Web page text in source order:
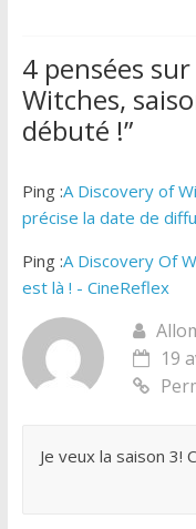
4 pensées sur
Witches,
débuté !”
Ping :A Discovery of
précise la date de
Ping :A Discovery Of
est là ! - CineReflex
19
Je veux la saison 3!